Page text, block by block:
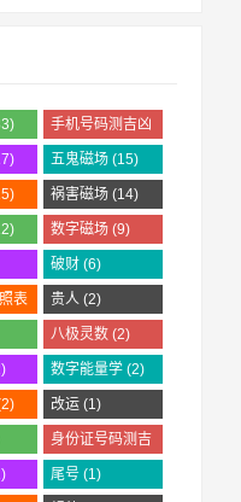
手机号码测吉凶
(28)
五鬼磁场 (15)
祸害磁场 (14)
数字磁场 (9)
破财 (6)
表
贵人 (2)
八极灵数 (2)
数字能量学 (2)
改运 (1)
身份证号码测吉
凶(1)
尾号 (1)